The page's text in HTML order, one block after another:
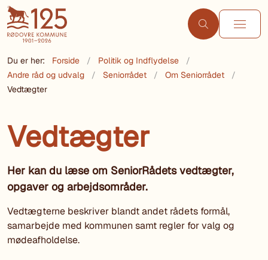
Du er her: Forside
Politik og Indflydelse
Andre råd og udvalg
Seniorrådet
Om Seniorrådet
Vedtægter
Vedtægter
Her kan du læse om SeniorRådets vedtægter,
opgaver og arbejdsområder.
Vedtægterne beskriver blandt andet rådets formål,
samarbejde med kommunen samt regler for valg og
mødeafholdelse.